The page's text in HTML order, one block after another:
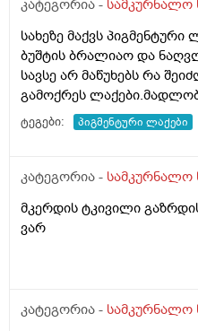
კატეგორია - სამკურნალო
სახეზე მაქვს
ბუშტის ბრალიაო და
სავსე არ მაწუხებს რა
გამოქრეს
ტეგები:
პიგმენტური ლაქები
კატეგორია - სამკურნალო
მკერდის ტკივილი გაზრდისას
ვარ
კატეგორია - სამკურნალო